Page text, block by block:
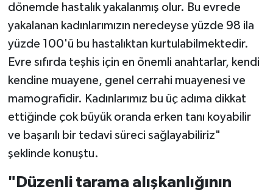
dönemde hastalık yakalanmış olur. Bu evrede
yakalanan kadınlarımızın neredeyse yüzde 98 ila
yüzde 100'ü bu hastalıktan kurtulabilmektedir.
Evre sıfırda teşhis için en önemli anahtarlar, kendi
kendine muayene, genel cerrahi muayenesi ve
mamografidir. Kadınlarımız bu üç adıma dikkat
ettiğinde çok büyük oranda erken tanı koyabilir
ve başarılı bir tedavi süreci sağlayabiliriz"
şeklinde konuştu.
"Düzenli tarama alışkanlığının